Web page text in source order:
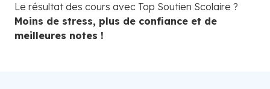
Le résultat des cours avec Top Soutien Scolaire ?
Moins de stress, plus de confiance et de
meilleures notes !